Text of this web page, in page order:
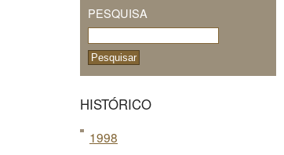
PESQUISA
HISTÓRICO
1998